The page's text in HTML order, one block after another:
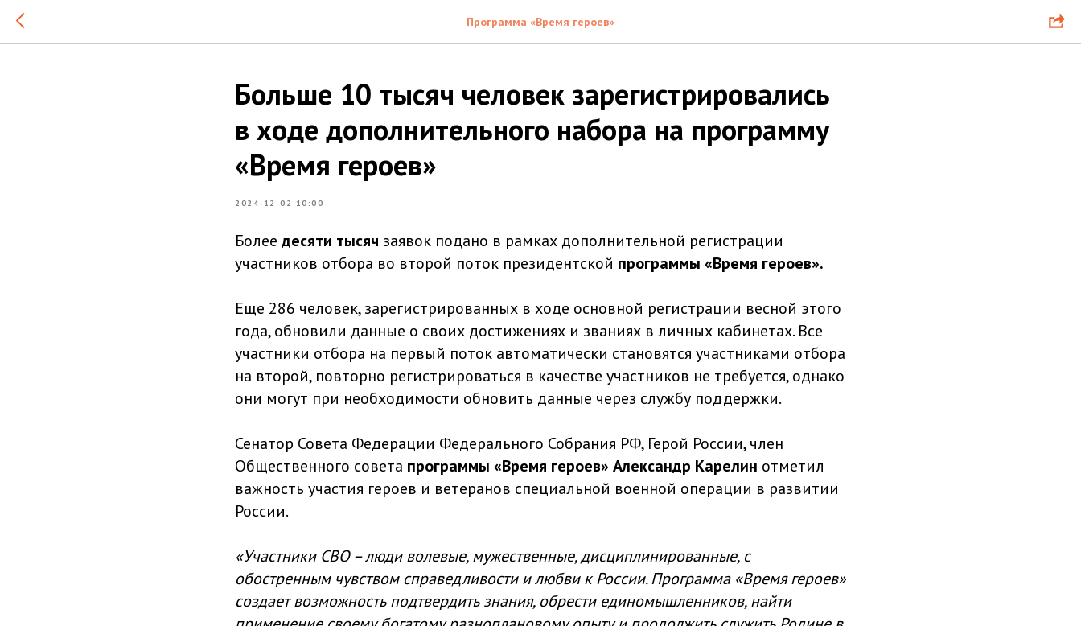
Программа «Время героев»
Больше 10 тысяч человек зарегистрировались
в ходе дополнительного набора на программу
«Время героев»
2024-12-02 10:00
Более десяти тысяч заявок подано в рамках дополнительной регистрации
участников отбора во второй поток президентской программы «Время героев».
Еще 286 человек, зарегистрированных в ходе основной регистрации весной этого
года, обновили данные о своих достижениях и званиях в личных кабинетах. Все
участники отбора на первый поток автоматически становятся участниками отбора
на второй, повторно регистрироваться в качестве участников не требуется, однако
они могут при необходимости обновить данные через службу поддержки.
Сенатор Совета Федерации Федерального Собрания РФ, Герой России, член
Общественного совета программы «Время героев» Александр Карелин отметил
важность участия героев и ветеранов специальной военной операции в развитии
России.
«Участники СВО – люди волевые, мужественные, дисциплинированные, с
обостренным чувством справедливости и любви к России. Программа «Время героев»
создает возможность подтвердить знания, обрести единомышленников, найти